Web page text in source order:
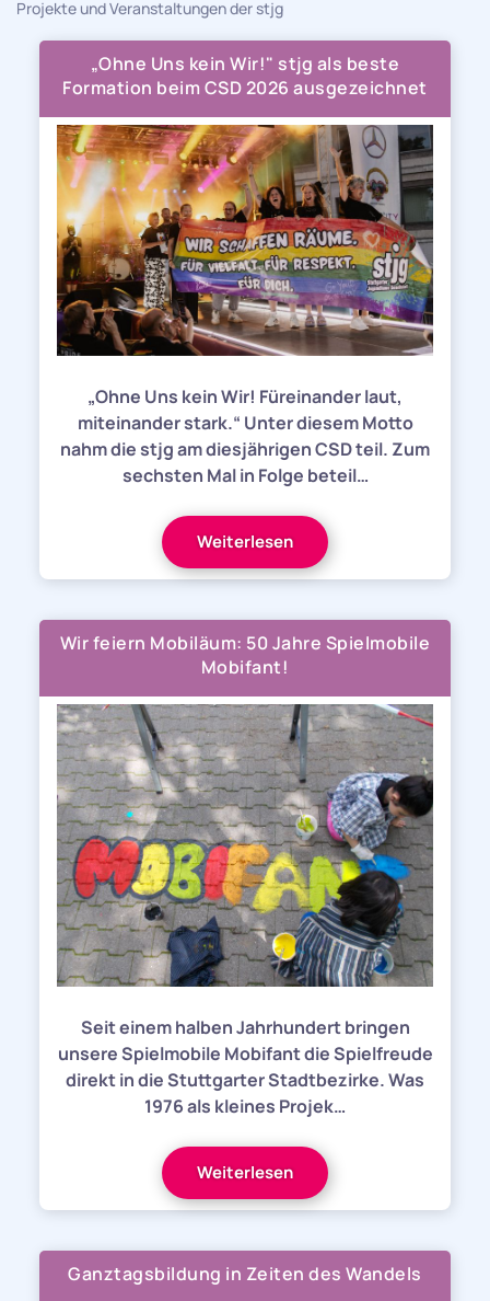
Projekte und Veranstaltungen der stjg
„Ohne Uns kein Wir!" stjg als beste
Formation beim CSD 2026 ausgezeichnet
„Ohne Uns kein Wir! Füreinander laut,
miteinander stark.“ Unter diesem Motto
nahm die stjg am diesjährigen CSD teil. Zum
sechsten Mal in Folge beteil…
Weiterlesen
Wir feiern Mobiläum: 50 Jahre Spielmobile
Mobifant!
Seit einem halben Jahrhundert bringen
unsere Spielmobile Mobifant die Spielfreude
direkt in die Stuttgarter Stadtbezirke. Was
1976 als kleines Projek…
Weiterlesen
Ganztagsbildung in Zeiten des Wandels